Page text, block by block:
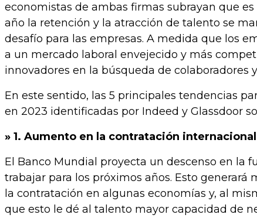
economistas de ambas firmas subrayan que
año la retención y la atracción de talento se
desafío para las empresas. A medida que los
a un mercado laboral envejecido y más
innovadores en la búsqueda de colaboradores
En este sentido, las 5 principales tendencias
en 2023 identificadas por Indeed y Glassdoor
» 1. Aumento en la contratación internacional
El Banco Mundial proyecta un descenso en la
trabajar para los próximos años. Esto generará
la contratación en algunas economías y, al
que esto le dé al talento mayor capacidad de